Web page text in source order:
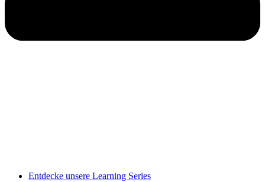
Entdecke unsere Learning Series